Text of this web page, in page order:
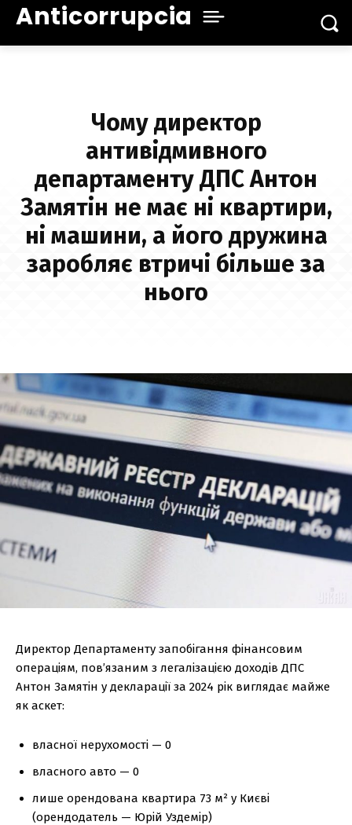
Anticorrupcia
Чому директор
антивідмивного
департаменту ДПС Антон
Замятін не має ні квартири,
ні машини, а його дружина
заробляє втричі більше за
нього
Директор Департаменту запобігання фінансовим
операціям, пов’язаним з легалізацією доходів ДПС
Антон Замятін у декларації за 2024 рік виглядає майже
як аскет:
власної нерухомості — 0
власного авто — 0
лише орендована квартира 73 м² у Києві
(орендодатель — Юрій Уздемір)